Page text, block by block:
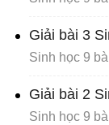
Giải bài 3
Sinh học 9
Giải bài 2
Sinh học 9